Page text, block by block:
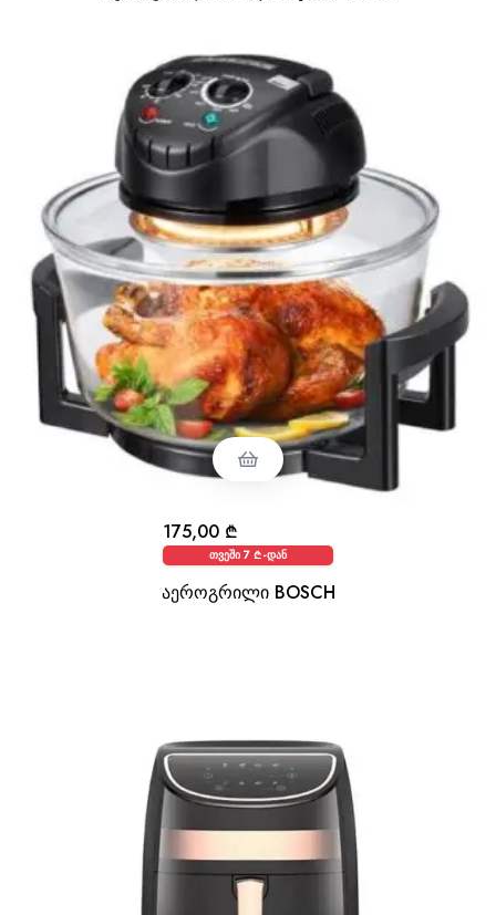
აეროგრილი BOSCH
175,00 ₾
თვეში 7 ₾-დან